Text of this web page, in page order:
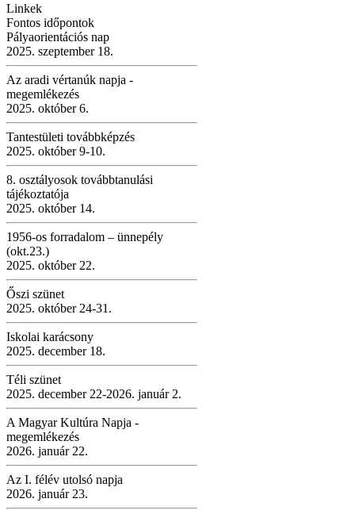
Linkek
Fontos időpontok
Pályaorientációs nap
2025. szeptember 18.
Az aradi vértanúk napja -
megemlékezés
2025. október 6.
Tantestületi továbbképzés
2025. október 9-10.
8. osztályosok továbbtanulási
tájékoztatója
2025. október 14.
1956-os forradalom – ünnepély
(okt.23.)
2025. október 22.
Őszi szünet
2025. október 24-31.
Iskolai karácsony
2025. december 18.
Téli szünet
2025. december 22-2026. január 2.
A Magyar Kultúra Napja -
megemlékezés
2026. január 22.
Az I. félév utolsó napja
2026. január 23.